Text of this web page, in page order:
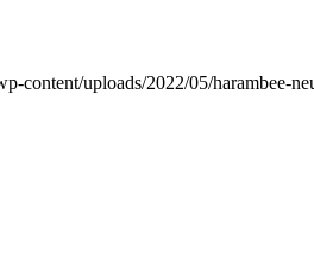
content/uploads/2022/05/harambee-